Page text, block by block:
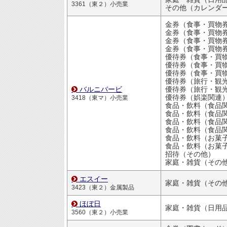
3361（東２）小売業
その他（カレンダ
バルニバービ
3418（東マ）小売業
金券（食事・買物
金券（食事・買物
金券（食事・買物
金券（食事・買物
優待券（食事・買物割引
優待券（食事・買物割引
優待券（食事・買物割引
優待券（旅行・観
優待券（旅行・観
優待券（娯楽関連
食品・飲料（食品
食品・飲料（食品
食品・飲料（食品
食品・飲料（食品
食品・飲料（お菓
食品・飲料（お菓
招待（その他）
家庭・雑貨（その
エスイー
3423（東２）金属製品
家庭・雑貨（その
ほぼ日
3560（東２）小売業